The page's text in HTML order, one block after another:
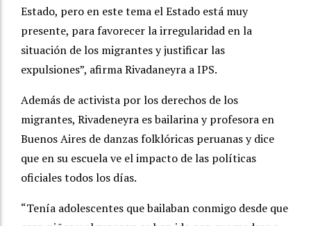
Estado, pero en este tema el Estado está muy
presente, para favorecer la irregularidad en la
situación de los migrantes y justificar las
expulsiones”, afirma Rivadaneyra a IPS.
Además de activista por los derechos de los
migrantes, Rivadeneyra es bailarina y profesora en
Buenos Aires de danzas folklóricas peruanas y dice
que en su escuela ve el impacto de las políticas
oficiales todos los días.
“Tenía adolescentes que bailaban conmigo desde que